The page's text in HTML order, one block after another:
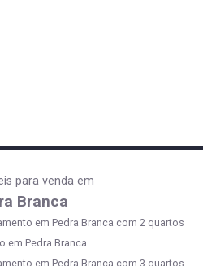
para venda em
Branca
em Pedra Branca com 2 quartos
em Pedra Branca
em Pedra Branca com 3 quartos